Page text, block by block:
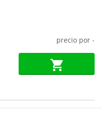
precio por -